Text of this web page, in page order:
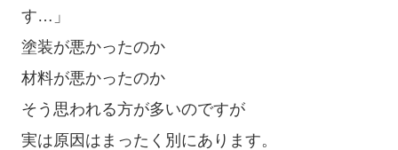
す…」
塗装が悪かったのか
材料が悪かったのか
そう思われる方が多いのですが
実は原因はまったく別にあります。